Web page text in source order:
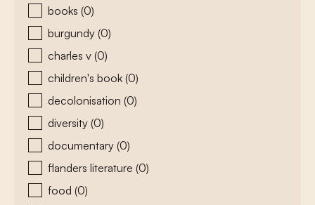
books (0)
burgundy (0)
charles v (0)
children's book (0)
decolonisation (0)
diversity (0)
documentary (0)
flanders literature (0)
food (0)